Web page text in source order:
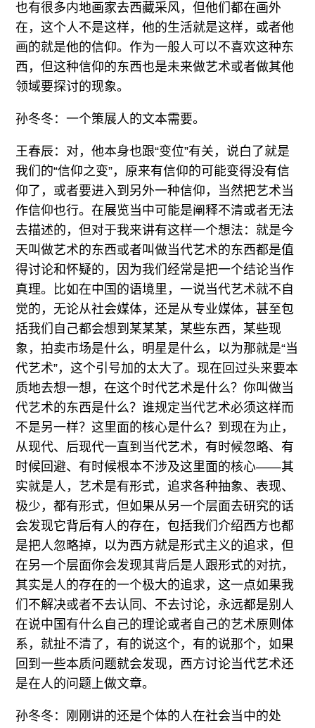
也有很多内地画家去西藏采风，但他们都在画外
在，这个人不是这样，他的生活就是这样，或者他
画的就是他的信仰。作为一般人可以不喜欢这种东
西，但这种信仰的东西也是未来做艺术或者做其他
领域要探讨的现象。
孙冬冬：一个策展人的文本需要。
王春辰：对，他本身也跟“变位”有关，说白了就是
我们的“信仰之变”，原来有信仰的可能变得没有信
仰了，或者要进入到另外一种信仰，当然把艺术当
作信仰也行。在展览当中可能是阐释不清或者无法
去描述的，但对于我来讲有这样一个想法：就是今
天叫做艺术的东西或者叫做当代艺术的东西都是值
得讨论和怀疑的，因为我们经常是把一个结论当作
真理。比如在中国的语境里，一说当代艺术就不自
觉的，无论从社会媒体，还是从专业媒体，甚至包
括我们自己都会想到某某某，某些东西，某些现
象，拍卖市场是什么，明星是什么，以为那就是“当
代艺术”，这个引号加的太大了。现在回过头来要本
质地去想一想，在这个时代艺术是什么？你叫做当
代艺术的东西是什么？谁规定当代艺术必须这样而
不是另一样？这里面的核心是什么？到现在为止，
从现代、后现代一直到当代艺术，有时候忽略、有
时候回避、有时候根本不涉及这里面的核心——其
实就是人，艺术是有形式，追求各种抽象、表现、
极少，都有形式，但如果从另一个层面去研究的话
会发现它背后有人的存在，包括我们介绍西方也都
是把人忽略掉，以为西方就是形式主义的追求，但
在另一个层面你会发现其背后是人跟形式的对抗，
其实是人的存在的一个极大的追求，这一点如果我
们不解决或者不去认同、不去讨论，永远都是别人
在说中国有什么自己的理论或者自己的艺术原则体
系，就扯不清了，有的说这个，有的说那个，如果
回到一些本质问题就会发现，西方讨论当代艺术还
是在人的问题上做文章。
孙冬冬：刚刚讲的还是个体的人在社会当中的处